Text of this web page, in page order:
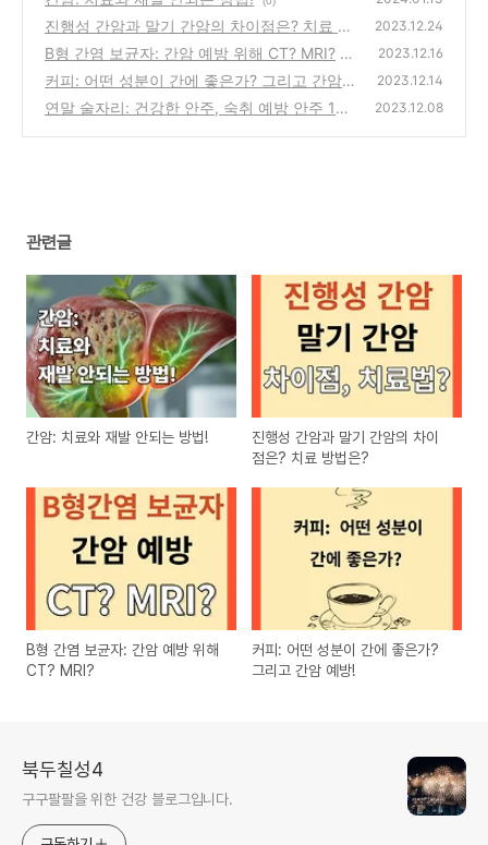
진행성 간암과 말기 간암의 차이점은? 치료 방
법은?
(0)
2023.12.24
B형 간염 보균자: 간암 예방 위해 CT? MRI?
(0)
2023.12.16
커피: 어떤 성분이 간에 좋은가? 그리고 간암
예방!
(0)
2023.12.14
연말 술자리: 건강한 안주, 숙취 예방 안주 17
2023.12.08
관련글
간암: 치료와 재발 안되는 방법!
진행성 간암과 말기 간암의 차이
점은? 치료 방법은?
B형 간염 보균자: 간암 예방 위해
CT? MRI?
커피: 어떤 성분이 간에 좋은가?
그리고 간암 예방!
북두칠성4
구구팔팔을 위한 건강 블로그입니다.